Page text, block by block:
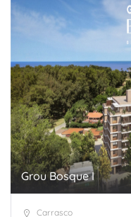
Grou Bosque I
Carrasco